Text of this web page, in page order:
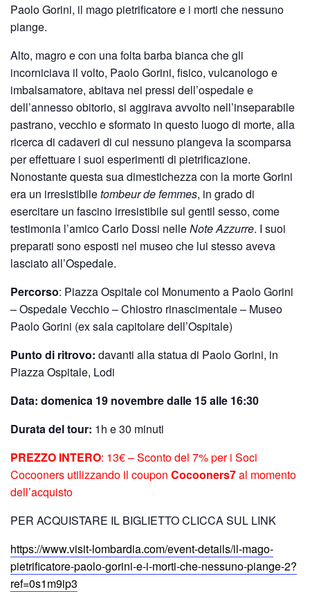
Paolo Gorini, il mago pietrificatore e i morti che nessuno
piange.
Alto, magro e con una folta barba bianca che gli
incorniciava il volto, Paolo Gorini, fisico, vulcanologo e
imbalsamatore, abitava nei pressi dell’ospedale e
dell’annesso obitorio, si aggirava avvolto nell’inseparabile
pastrano, vecchio e sformato in questo luogo di morte, alla
ricerca di cadaveri di cui nessuno piangeva la scomparsa
per effettuare i suoi esperimenti di pietrificazione.
Nonostante questa sua dimestichezza con la morte Gorini
era un irresistibiletombeur de femmes, in grado di
esercitare un fascino irresistibile sul gentil sesso, come
testimonia l’amico Carlo Dossi nelleNote Azzurre. I suoi
preparati sono esposti nel museo che lui stesso aveva
lasciato all’Ospedale.
Percorso: Piazza Ospitale col Monumento a Paolo Gorini
– Ospedale Vecchio – Chiostro rinascimentale – Museo
Paolo Gorini (ex sala capitolare dell’Ospitale)
Punto di ritrovo: davanti alla statua di Paolo Gorini, in
Piazza Ospitale, Lodi
Data: domenica 19 novembre dalle 15 alle 16:30
Durata del tour: 1h e 30 minuti
PREZZO INTERO: 13€ – Sconto del 7% per i Soci
Cocooners utilizzando il coupon Cocooners7al momento
dell’acquisto
PER ACQUISTARE IL BIGLIETTO CLICCA SUL LINK
https://www.visit-lombardia.com/event-details/il-mago-
pietrificatore-paolo-gorini-e-i-morti-che-nessuno-piange-2?
ref=0s1m9ip3